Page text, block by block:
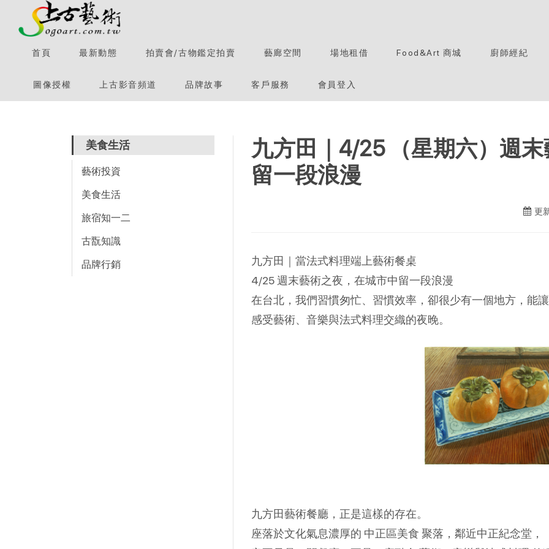
首頁 最新動態 拍賣會/古物鑑定拍賣 藝廊空間 場地租借 Food&Art 商城 廚師經紀
圖像授權 上古影音頻道 品牌故事 客戶服務 會員登入
美食生活
藝術投資
美食生活
旅宿知一二
古翫知識
品牌行銷
九方田｜4/25 （星期六）週
留一段浪漫
更
九方田｜當法式料理端上藝術餐桌
4/25 週末藝術之夜，在城市中留一段浪漫
在台北，我們習慣匆忙、習慣效率，卻很少有一個地方，
感受藝術、音樂與法式料理交織的夜晚。
九方田藝術餐廳，正是這樣的存在。
座落於文化氣息濃厚的 中正區美食 聚落，鄰近中正紀念堂，